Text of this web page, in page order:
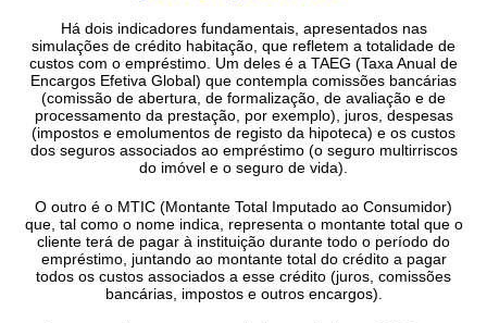
Há dois indicadores fundamentais, apresentados nas
simulações de crédito habitação, que refletem a totalidade de
custos com o empréstimo. Um deles é a TAEG (Taxa Anual de
Encargos Efetiva Global) que contempla comissões bancárias
(comissão de abertura, de formalização, de avaliação e de
processamento da prestação, por exemplo), juros, despesas
(impostos e emolumentos de registo da hipoteca) e os custos
dos seguros associados ao empréstimo (o seguro multirriscos
do imóvel e o seguro de vida).
O outro é o MTIC (Montante Total Imputado ao Consumidor)
que, tal como o nome indica, representa o montante total que o
cliente terá de pagar à instituição durante todo o período do
empréstimo, juntando ao montante total do crédito a pagar
todos os custos associados a esse crédito (juros, comissões
bancárias, impostos e outros encargos).